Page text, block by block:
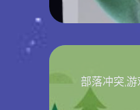
部落冲突,